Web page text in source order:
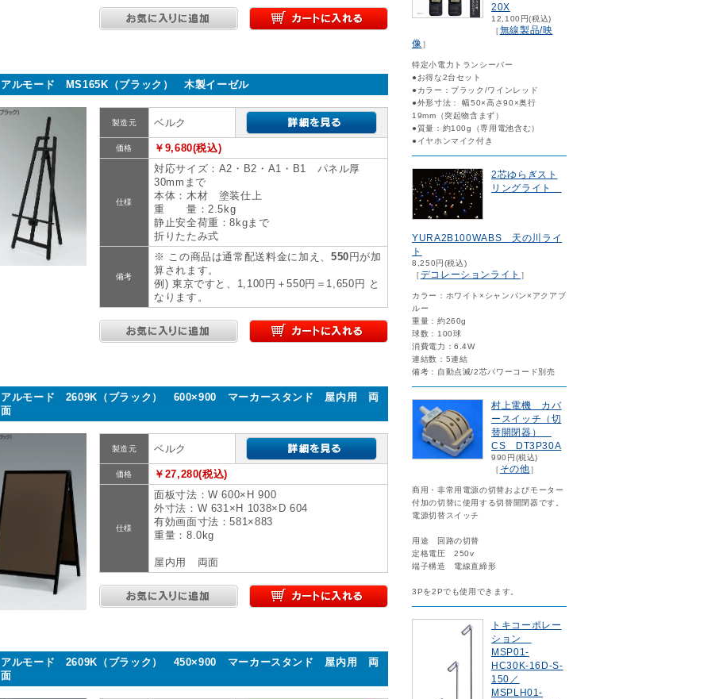
アルモード MS165K（ブラック） 木製イーゼル
製造元 ベルク
価格 ￥9,680(税込)
仕様
対応サイズ：A2・B2・A1・B1 パネル厚
30mmまで
本体：木材 塗装仕上
重 量：2.5kg
静止安全荷重：8kgまで
折りたたみ式
備考
※ この商品は通常配送料金に加え、 550 円が加
算されます。
例) 東京ですと、1,100円＋550円＝1,650円 と
なります。
アルモード 2609K（ブラック） 600×900 マーカースタンド 屋内用 両
面
製造元 ベルク
価格 ￥27,280(税込)
仕様
面板寸法：W 600×H 900
外寸法：W 631×H 1038×D 604
有効画面寸法：581×883
重量：8.0kg
屋内用 両面
アルモード 2609K（ブラック） 450×900 マーカースタンド 屋内用 両
面
20X
12,100円(税込)
［無線製品/映
像］
特定小電力トランシーバー
●お得な2台セット
●カラー：ブラック/ワインレッド
●外形寸法： 幅50×高さ90×奥行
19mm（突起物含まず）
●質量：約100g（専用電池含む）
●イヤホンマイク付き
2芯ゆらぎスト
リングライト
YURA2B100WABS 天の川ライ
ト
8,250円(税込)
［デコレーションライト ］
カラー：ホワイト×シャンパン×アクアブ
ルー
重量：約260g
球数：100球
消費電力：6.4W
連結数：5連結
備考：自動点滅/2芯パワーコード別売
村上電機 カバ
ースイッチ（切
替開閉器）
CS DT3P30A
990円(税込)
［ その他］
商用・非常用電源の切替およびモーター
付加の切替に使用する切替開閉器です。
電源切替スイッチ
用途 回路の切替
定格電圧 250v
端子構造 電線直締形
3Pを2Pでも使用できます。
トキコーポレー
ション
MSP01-
HC30K-16D-S-
150／
MSPLH01-